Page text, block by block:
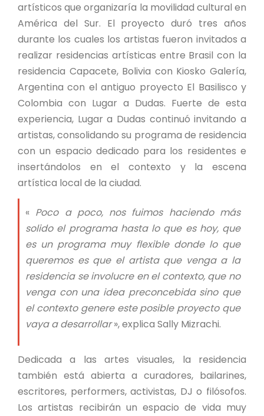
artísticos que organizaría la movilidad cultural en
América del Sur. El proyecto duró tres años
durante los cuales los artistas fueron invitados a
realizar residencias artísticas entre Brasil con la
residencia Capacete, Bolivia con Kiosko Galería,
Argentina con el antiguo proyecto El Basilisco y
Colombia con Lugar a Dudas. Fuerte de esta
experiencia, Lugar a Dudas continuó invitando a
artistas, consolidando su programa de residencia
con un espacio dedicado para los residentes e
insertándolos en el contexto y la escena
artística local de la ciudad.
« Poco a poco, nos fuimos haciendo más
solido el programa hasta lo que es hoy, que
es un programa muy flexible donde lo que
queremos es que el artista que venga a la
residencia se involucre en el contexto, que no
venga con una idea preconcebida sino que
el contexto genere este posible proyecto que
vaya a desarrollar», explica Sally Mizrachi.
Dedicada a las artes visuales, la residencia
también está abierta a curadores, bailarines,
escritores, performers, activistas, DJ o filósofos.
Los artistas recibirán un espacio de vida muy